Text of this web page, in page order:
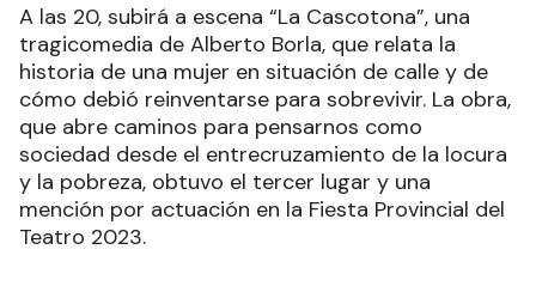
A las 20, subirá a escena “La Cascotona”, una
tragicomedia de Alberto Borla, que relata la
historia de una mujer en situación de calle y de
cómo debió reinventarse para sobrevivir. La obra,
que abre caminos para pensarnos como
sociedad desde el entrecruzamiento de la locura
y la pobreza, obtuvo el tercer lugar y una
mención por actuación en la Fiesta Provincial del
Teatro 2023.